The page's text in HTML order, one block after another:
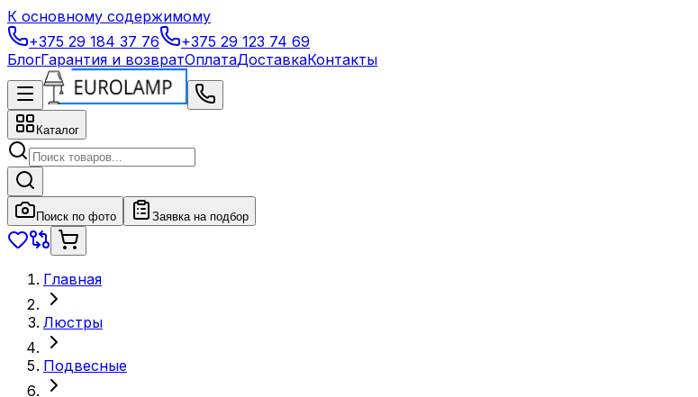
К основному содержимому
+375 29 184 37 76
+375 29 123 74 69
БлогГарантия и возвратОплатаДоставкаКонтакты
Каталог
Поиск по фото Заявка на подбор
Главная
Люстры
Подвесные